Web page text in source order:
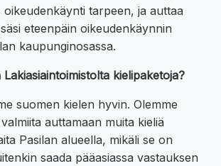
tarpeen, ja auttaa
eteenpäin oikeudenkäynnin
kaupunginosassa.
kielipaketoja?
suomen kielen hyvin. Olemme
auttamaan muita kieliä
Pasilan alueella, mikäli se on
saada pääasiassa vastauksen